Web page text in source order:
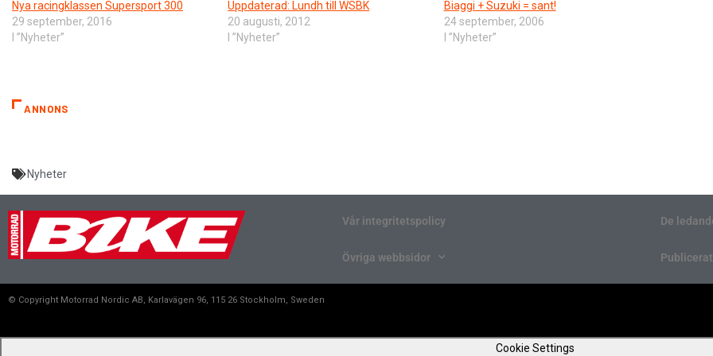
Nya racingklassen Supersport 300
29 september, 2016
I ”Nyheter”
Uppdaterad: Lundh till WSBK
20 augusti, 2012
I ”Nyheter”
Biaggi + Suzuki = sant!
24 september, 2006
I ”Nyheter”
ANNONS
Nyheter
Vår integritetspolicy
Övriga webbsidor
De
Publicerat
© Copyright Motorrad Nordic AB, Karlavägen 96, 115 26 Stockholm, Sweden
Cookie Settings